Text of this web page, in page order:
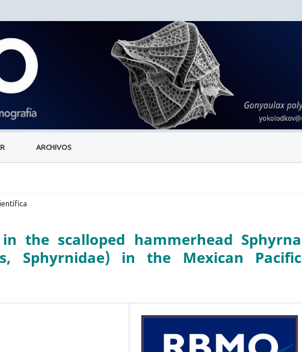
ARCHIVOS
the scalloped hammerhead Sphyrna
Sphyrnidae) in the Mexican Pacific